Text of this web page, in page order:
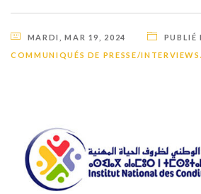
MARDI, MAR 19, 2024
PUBLIÉ
COMMUNIQUÉS DE PRESSE/